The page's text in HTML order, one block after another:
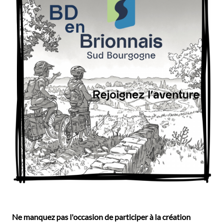
Ne manquez pas l'occasion de participer à la création